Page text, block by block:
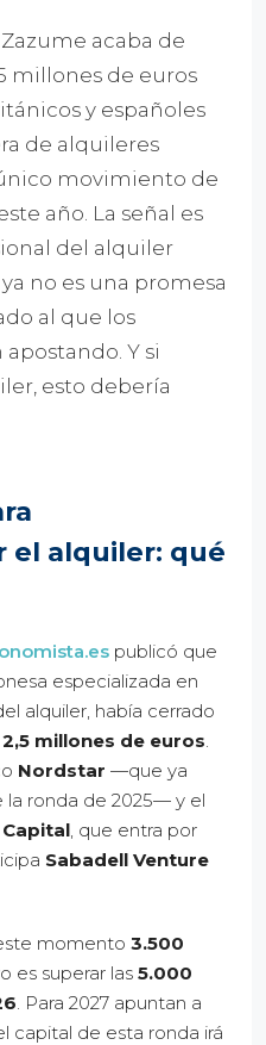
acaba de
millones de euros
y españoles
de alquileres
movimiento de
año. La señal es
del alquiler
no es una promesa
al que los
Y si
esto debería
el alquiler: qué
publicó que
especializada en
alquiler, había cerrado
2,5 millones de euros
Nordstar —que ya
la ronda de 2025— y el
Capital , que entra por
Sabadell Venture
momento 3.500
es superar las 5.000
. Para 2027 apuntan a
capital de esta ronda irá